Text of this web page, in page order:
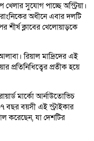
সুযোগ পাচ্ছে অস্ট্রিয়া।
অধীনে এবার দলটি
ক্লাবের খেলোয়াড়কে
রিয়াল মাদ্রিদের এই
প্রতিনিধিত্বের প্রতীক হয়ে
মার্কো আর্নাউতোভিচ
বছর বয়সী এই স্ট্রাইকার
করেছেন, যা দেশটির